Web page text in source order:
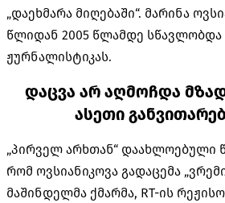
„დაეხმარა მიღებაში“. მარინა
წლიდან 2005 წლამდე სწავლობდა
ჟურნალისტიკას.
დაცვა არ აღმოჩდა
ასეთი
„პირველ არხთან“ დაახლოებული
რომ ოვსიანიკოვა გადაცემა
მაშინდელმა ქმარმა, RT-ის